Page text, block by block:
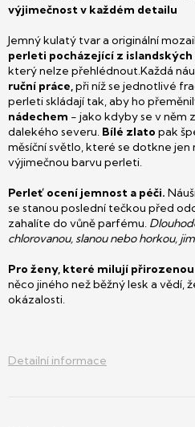
výjimečnost v každém detailu
Jemný kulatý tvar a originální
perleti pocházející z islandských
který nelze přehlédnout.Každá
ruční práce,při níž se jednotlivé
perleti skládají tak, aby ho
nádechem - jako kdyby se v něm
dalekého severu. Bílé zlato pak
měsíční světlo, které se dotkne jen
výjimečnou barvu perleti.
Perleť ocení jemnost a péči.
se stanou poslední tečkou před
zahalíte do vůně parfému.
chlorovanou, slanou nebo horkou,
Pro ženy, které milují přirozenou
něco jiného než běžný lesk a vědí,
okázalosti.
Detailní informace